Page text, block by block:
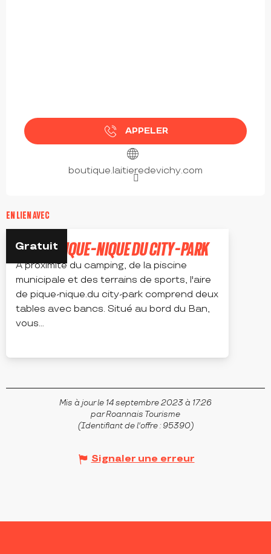
APPELER
boutique.laitieredevichy.com
EN LIEN AVEC
Gratuit
AIRE DE PIQUE-NIQUE DU CITY-PARK
A proximité du camping, de la piscine
municipale et des terrains de sports, l'aire
de pique-nique.du city-park comprend deux
tables avec bancs. Situé au bord du Ban,
vous...
Mis à jour le 14 septembre 2023 à 17:26
par Roannais Tourisme
(Identifiant de l'offre : 95390)
Signaler une erreur